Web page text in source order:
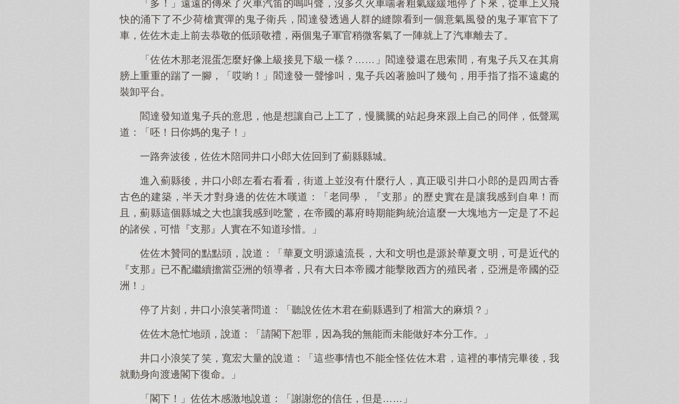
「多！」遠遠的傳來了火車汽笛的鳴叫聲，沒多久火車喘著粗氣緩緩地停了下來，從車上又飛
快的涌下了不少荷槍實彈的鬼子衛兵，閻達發透過人群的縫隙看到一個意氣風發的鬼子軍官下了
車，佐佐木走上前去恭敬的低頭敬禮，兩個鬼子軍官稍微客氣了一陣就上了汽車離去了。
「佐佐木那老混蛋怎麼好像上級接見下級一樣？……」閻達發還在思索間，有鬼子兵又在其肩
膀上重重的踹了一腳，「哎喲！」閻達發一聲慘叫，鬼子兵凶著臉叫了幾句，用手指了指不遠處的
裝卸平台。
閻達發知道鬼子兵的意思，他是想讓自己上工了，慢騰騰的站起身來跟上自己的同伴，低聲罵
道：「呸！日你媽的鬼子！」
一路奔波後，佐佐木陪同井口小郎大佐回到了薊縣縣城。
進入薊縣後，井口小郎左看右看看，街道上並沒有什麼行人，真正吸引井口小郎的是四周古香
古色的建築，半天才對身邊的佐佐木嘆道：「老同學，『支那』的歷史實在是讓我感到自卑！而
且，薊縣這個縣城之大也讓我感到吃驚，在帝國的幕府時期能夠統治這麼一大塊地方一定是了不起
的諸侯，可惜『支那』人實在不知道珍惜。」
佐佐木贊同的點點頭，說道：「華夏文明源遠流長，大和文明也是源於華夏文明，可是近代的
『支那』已不配繼續擔當亞洲的領導者，只有大日本帝國才能擊敗西方的殖民者，亞洲是帝國的亞
洲！」
停了片刻，井口小浪笑著問道：「聽說佐佐木君在薊縣遇到了相當大的麻煩？」
佐佐木急忙地頭，說道：「請閣下恕罪，因為我的無能而未能做好本分工作。」
井口小浪笑了笑，寬宏大量的說道：「這些事情也不能全怪佐佐木君，這裡的事情完畢後，我
就動身向渡邊閣下復命。」
「閣下！」佐佐木感激地說道：「謝謝您的信任，但是……」